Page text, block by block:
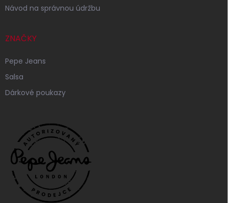
Návod na správnou údržbu
ZNAČKY
Pepe Jeans
Salsa
Dárkové poukazy